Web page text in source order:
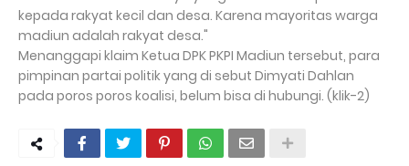
kepada rakyat kecil dan desa. Karena mayoritas warga
madiun adalah rakyat desa."
Menanggapi klaim Ketua DPK PKPI Madiun tersebut, para
pimpinan partai politik yang di sebut Dimyati Dahlan
pada poros poros koalisi, belum bisa di hubungi. (klik-2)